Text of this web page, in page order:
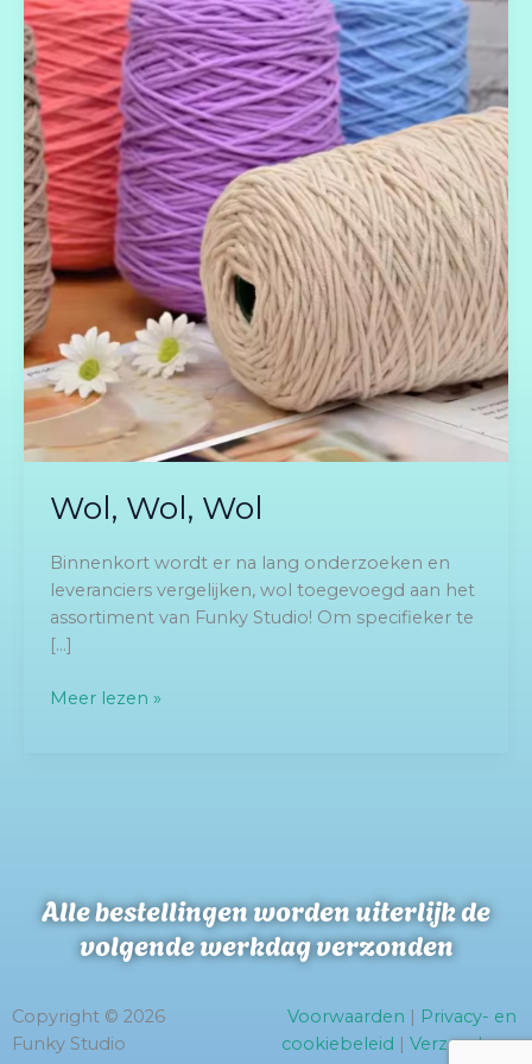
Wol, Wol, Wol
Binnenkort wordt er na lang onderzoeken en
leveranciers vergelijken, wol toegevoegd aan het
assortiment van Funky Studio! Om specifieker te
[…]
Wol,
Wol
Meer lezen »
Alle bestellingen worden uiterlijk de
volgende werkdag verzonden
Copyright © 2026
Funky Studio
Voorwaarden
Privacy- en
cookiebeleid
Verzend- en